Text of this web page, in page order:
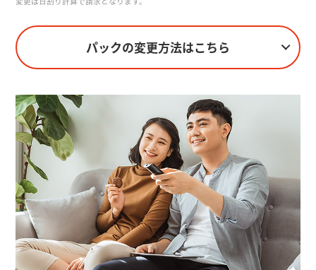
パックの変更方法はこちら